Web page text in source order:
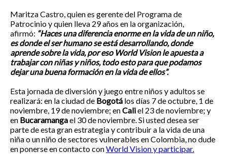
Maritza Castro, quien es gerente del Programa de
Patrocinio y quien lleva 29 años en la organización,
afirmó: “Haces una diferencia enorme en la vida de un niño,
es donde el ser humano se está desarrollando, donde
aprende sobre la vida, por eso World Vision le apuesta a
trabajar con niñas y niños, todo esto para que podamos
dejar una buena formación en la vida de ellos”.
Esta jornada de diversión y juego entre niños y adultos se
realizará: en la ciudad de Bogotá los días 7 de octubre, 1 de
noviembre, 19 de noviembre; enCaliel 23 de noviembre; y
en Bucaramangael 30 de noviembre. Si usted desea ser
parte de esta gran estrategia y contribuir a la vida de una
niña o un niño de sectores vulnerables en Colombia, no dude
en ponerse en contacto conWorld Vision y participar.